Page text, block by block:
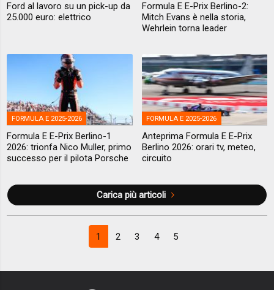
Ford al lavoro su un pick-up da
25.000 euro: elettrico
Formula E E-Prix Berlino-2:
Mitch Evans è nella storia,
Wehrlein torna leader
FORMULA E 2025-2026
Formula E E-Prix Berlino-1
2026: trionfa Nico Muller, primo
successo per il pilota Porsche
FORMULA E 2025-2026
Anteprima Formula E E-Prix
Berlino 2026: orari tv, meteo,
circuito
Carica più articoli
1 2 3 4 5